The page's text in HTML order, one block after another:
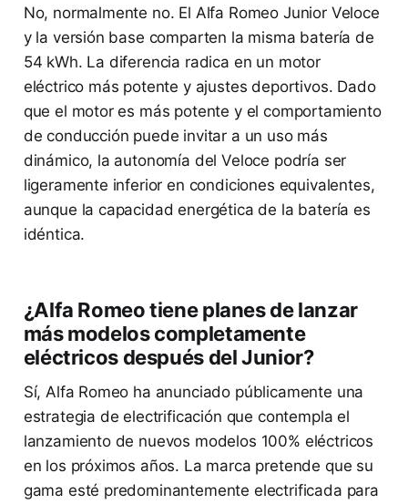
No, normalmente no. El Alfa Romeo Junior Veloce
y la versión base comparten la misma batería de
54 kWh. La diferencia radica en un motor
eléctrico más potente y ajustes deportivos. Dado
que el motor es más potente y el comportamiento
de conducción puede invitar a un uso más
dinámico, la autonomía del Veloce podría ser
ligeramente inferior en condiciones equivalentes,
aunque la capacidad energética de la batería es
idéntica.
¿Alfa Romeo tiene planes de lanzar
más modelos completamente
eléctricos después del Junior?
Sí, Alfa Romeo ha anunciado públicamente una
estrategia de electrificación que contempla el
lanzamiento de nuevos modelos 100% eléctricos
en los próximos años. La marca pretende que su
gama esté predominantemente electrificada para